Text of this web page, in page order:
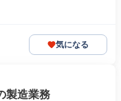
気になる
製造業務